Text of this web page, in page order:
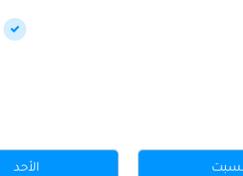
الأحد